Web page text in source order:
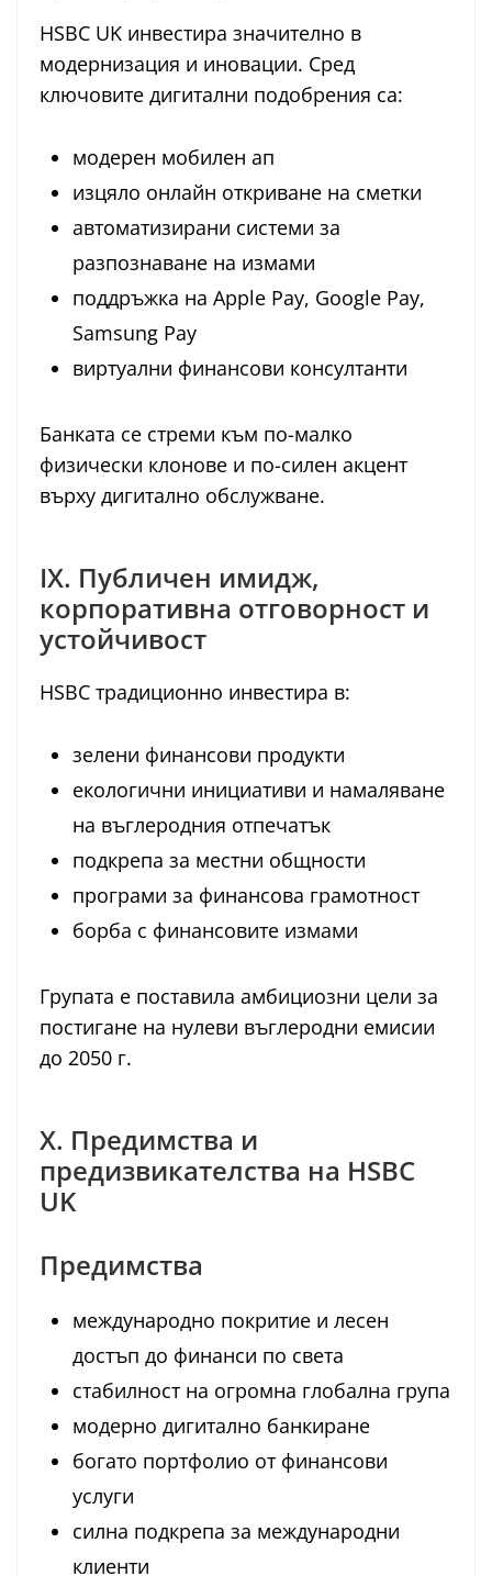
HSBC UK инвестира значително в
модернизация и иновации. Сред
ключовите дигитални подобрения са:
модерен мобилен ап
изцяло онлайн откриване на сметки
автоматизирани системи за
разпознаване на измами
поддръжка на Apple Pay, Google Pay,
Samsung Pay
виртуални финансови консултанти
Банката се стреми към по-малко
физически клонове и по-силен акцент
върху дигитално обслужване.
IX. Публичен имидж,
корпоративна отговорност и
устойчивост
HSBC традиционно инвестира в:
зелени финансови продукти
екологични инициативи и намаляване
на въглеродния отпечатък
подкрепа за местни общности
програми за финансова грамотност
борба с финансовите измами
Групата е поставила амбициозни цели за
постигане на нулеви въглеродни емисии
до 2050 г.
X. Предимства и
предизвикателства на HSBC
UK
Предимства
международно покритие и лесен
достъп до финанси по света
стабилност на огромна глобална група
модерно дигитално банкиране
богато портфолио от финансови
услуги
силна подкрепа за международни
клиенти